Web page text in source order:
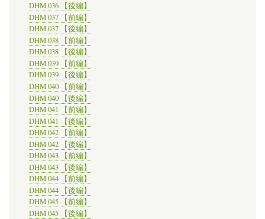
DHM 036 【後編】
DHM 037 【前編】
DHM 037 【後編】
DHM 038 【前編】
DHM 038 【後編】
DHM 039 【前編】
DHM 039 【後編】
DHM 040 【前編】
DHM 040 【後編】
DHM 041 【前編】
DHM 041 【後編】
DHM 042 【前編】
DHM 042 【後編】
DHM 043 【前編】
DHM 043 【後編】
DHM 044 【前編】
DHM 044 【後編】
DHM 045 【前編】
DHM 045 【後編】